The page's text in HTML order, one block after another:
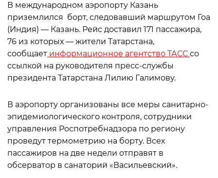
В международном аэропорту Казань
приземлился борт, следовавший маршрутом Гоа
(Индия) — Казань. Рейс доставил 171 пассажира,
76 из которых — жители Татарстана,
сообщает информационное агентство ТАСС со
ссылкой на руководителя пресс-службы
президента Татарстана Лилию Галимову.
В аэропорту организованы все меры санитарно-
эпидемиологического контроля, сотрудники
управления Роспотребнадзора по региону
проведут термометрию на борту. Всех
пассажиров на две недели отправят в
обсерватор в санаторий «Васильевский».